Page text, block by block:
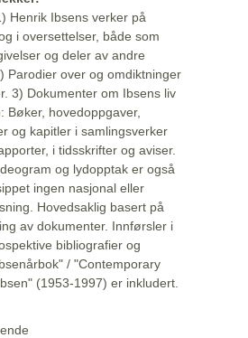
Henrik Ibsens verker på
i oversettelser, både som
og deler av andre
Parodier over og omdiktninger
3) Dokumenter om Ibsens liv
Bøker, hovedoppgaver,
og kapitler i samlingsverker
i tidsskrifter og aviser.
og lydopptak er også
ingen nasjonal eller
Hovedsaklig basert på
av dokumenter. Innførsler i
bibliografier og
/ "Contemporary
(1953-1997) er inkludert.